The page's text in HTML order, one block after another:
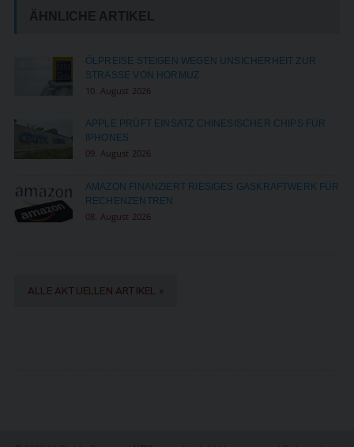
ÄHNLICHE ARTIKEL
ÖLPREISE STEIGEN WEGEN UNSICHERHEIT ZUR
STRASSE VON HORMUZ
10. August 2026
APPLE PRÜFT EINSATZ CHINESISCHER CHIPS FÜR
IPHONES
09. August 2026
AMAZON FINANZIERT RIESIGES GASKRAFTWERK FÜR
RECHENZENTREN
08. August 2026
ALLE AKTUELLEN ARTIKEL »